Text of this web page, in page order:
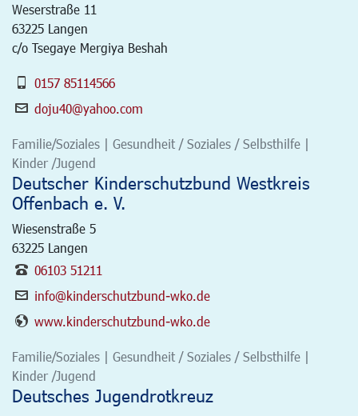
Weserstraße 11
63225 Langen
c/o Tsegaye Mergiya Beshah
0157 85114566
doju40@yahoo.com
Familie/Soziales | Gesundheit / Soziales / Selbsthilfe |
Kinder /Jugend
Deutscher Kinderschutzbund Westkreis
Offenbach e. V.
Wiesenstraße 5
63225 Langen
06103 51211
info@kinderschutzbund-wko.de
www.kinderschutzbund-wko.de
Familie/Soziales | Gesundheit / Soziales / Selbsthilfe |
Kinder /Jugend
Deutsches Jugendrotkreuz